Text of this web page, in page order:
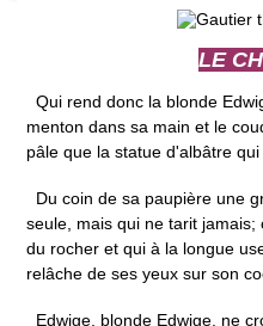
LE
Qui rend donc la blonde
menton dans sa main et le
pâle que la statue d'albâtre
Du coin de sa paupière une
seule, mais qui ne tarit
du rocher et qui à la longue
relâche de ses yeux sur son
Edwige, blonde Edwige, ne